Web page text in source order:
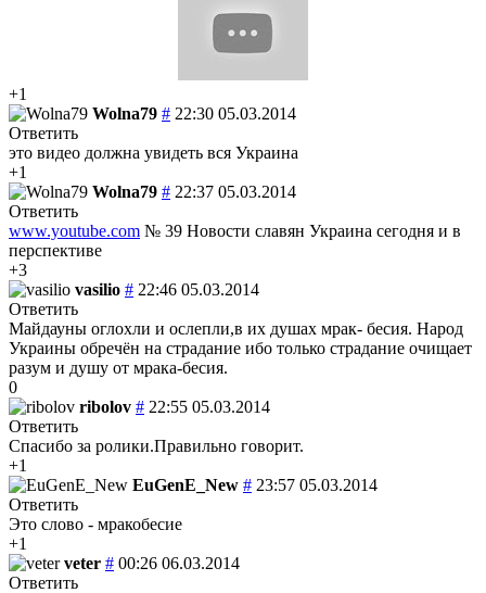
+1
Wolna79 # 22:30 05.03.2014
Ответить
это видео должна увидеть вся Украина
+1
Wolna79 # 22:37 05.03.2014
Ответить
www.youtube.com № 39 Новости славян Украина сегодня и в
перспективе
+3
vasilio # 22:46 05.03.2014
Ответить
Майдауны оглохли и ослепли,в их душах мрак- бесия. Народ
Украины обречён на страдание ибо только страдание очищает
разум и душу от мрака-бесия.
0
ribolov # 22:55 05.03.2014
Ответить
Спасибо за ролики.Правильно говорит.
+1
EuGenE_New # 23:57 05.03.2014
Ответить
Это слово - мракобесие
+1
veter # 00:26 06.03.2014
Ответить